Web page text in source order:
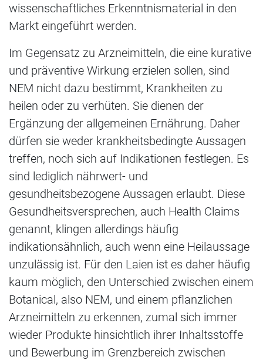
wissenschaftliches Erkenntnismaterial in den
Markt eingeführt werden.
Im Gegensatz zu Arzneimitteln, die eine kurative
und präventive Wirkung erzielen sollen, sind
NEM nicht dazu bestimmt, Krankheiten zu
heilen oder zu verhüten. Sie dienen der
Ergänzung der allgemeinen Ernährung. Daher
dürfen sie weder krankheitsbedingte Aussagen
treffen, noch sich auf Indikationen festlegen. Es
sind lediglich nährwert- und
gesundheitsbezogene Aussagen erlaubt. Diese
Gesundheitsversprechen, auch Health Claims
genannt, klingen allerdings häufig
indikationsähnlich, auch wenn eine Heilaussage
unzulässig ist. Für den Laien ist es daher häufig
kaum möglich, den Unterschied zwischen einem
Botanical, also NEM, und einem pflanzlichen
Arzneimitteln zu erkennen, zumal sich immer
wieder Produkte hinsichtlich ihrer Inhaltsstoffe
und Bewerbung im Grenzbereich zwischen